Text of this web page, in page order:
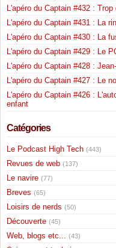
L'apéro du Captain #432 :
L'apéro du Captain #431 : La
L'apéro du Captain #430 : La
L'apéro du Captain #429 : Le
L'apéro du Captain #428 :
L'apéro du Captain #427 : Le
L'apéro du Captain #426 :
enfant
Catégories
Le Podcast High Tech (443)
Revues de web (137)
Le navire (77)
Breves (65)
Loisirs de nerds (50)
Découverte (45)
Web, blogs etc... (43)